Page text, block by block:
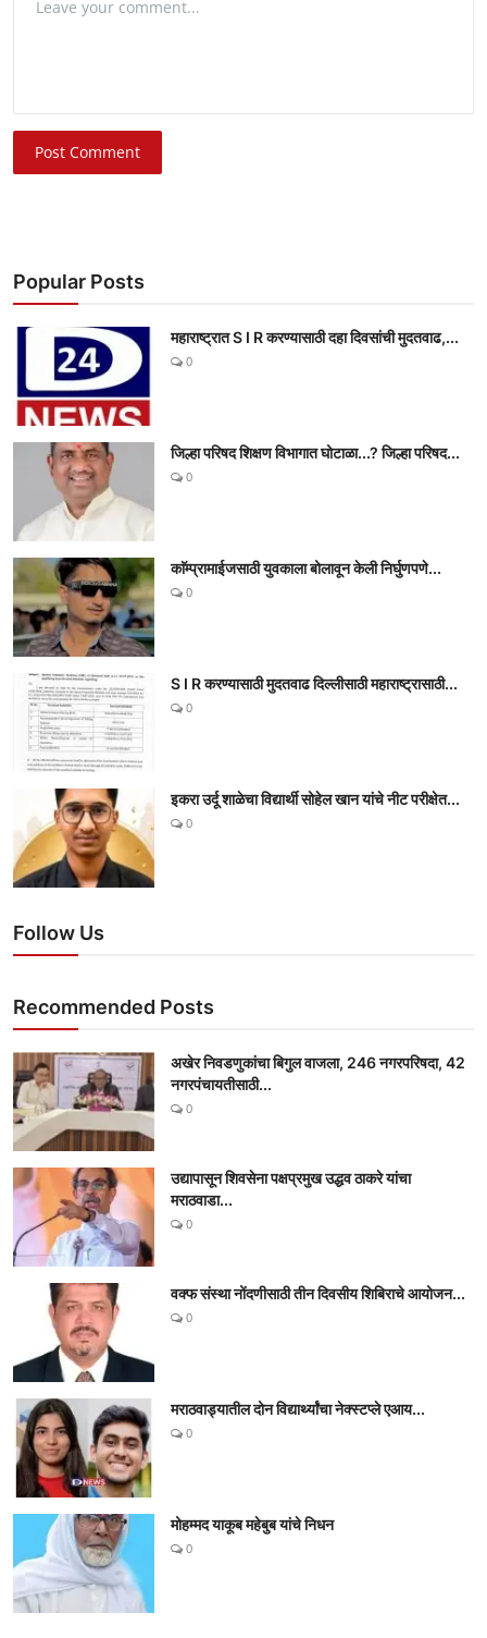
Post Comment
Popular Posts
महाराष्ट्रात S I R करण्यासाठी दहा दिवसांची मुदतवाढ,...
0
जिल्हा परिषद शिक्षण विभागात घोटाळा...? जिल्हा परिषद...
0
काॅम्प्रामाईजसाठी युवकाला बोलावून केली निर्घुणपणे...
0
S I R करण्यासाठी मुदतवाढ दिल्लीसाठी महाराष्ट्रासाठी...
0
इकरा उर्दू शाळेचा विद्यार्थी सोहेल खान यांचे नीट परीक्षेत...
0
Follow Us
Recommended Posts
अखेर निवडणुकांचा बिगुल वाजला, 246 नगरपरिषदा, 42
नगरपंचायतीसाठी...
0
उद्यापासून शिवसेना पक्षप्रमुख उद्धव ठाकरे यांचा
मराठवाडा...
0
वक्फ संस्था नोंदणीसाठी तीन दिवसीय शिबिराचे आयोजन...
0
मराठवाड्यातील दोन विद्यार्थ्यांचा नेक्स्टप्ले एआय...
0
मोहम्मद याकूब महेबुब यांचे निधन
0